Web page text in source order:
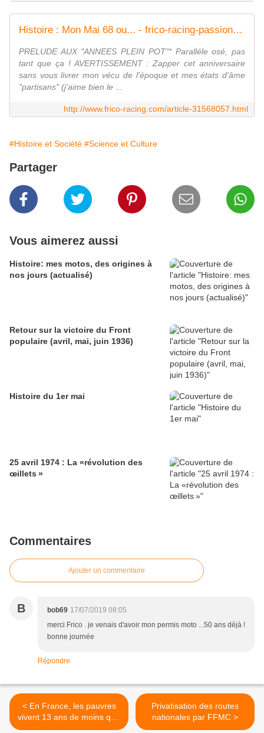
Histoire : Mon Mai 68 ou... - frico-racing-passion moto
PRELUDE AUX "ANNEES PLEIN POT"* Paralléle osé, pas
tant que ça ! AVERTISSEMENT : Zapper cet anniversaire
sans vous livrer mon vécu de l'époque et mes états d'âme
"partisans" (j'aime bien le ...
http://www.frico-racing.com/article-31568057.html
#Histoire et Société #Science et Culture
Partager
Vous aimerez aussi
Histoire: mes motos, des origines à
nos jours (actualisé)
Retour sur la victoire du Front
populaire (avril, mai, juin 1936)
Histoire du 1er mai
25 avril 1974 : La «révolution des
œillets »
Commentaires
Ajouter un commentaire
B bob69 17/07/2019 08:05
merci Frico . je venais d'avoir mon permis moto ...50 ans déjà !
bonne journée
Répondre
< En France, les pauvres
vivent 13 ans de moins que
les riches
Privatisation des routes
nationales par FFMC >